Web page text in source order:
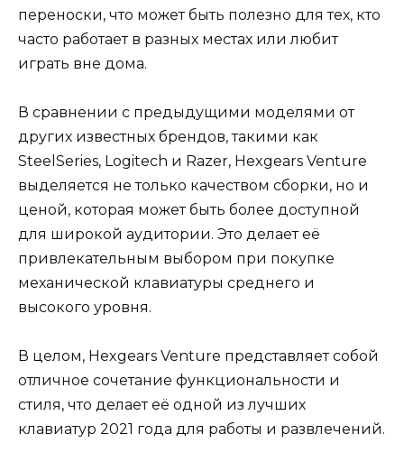
переноски, что может быть полезно для тех, кто
часто работает в разных местах или любит
играть вне дома.
В сравнении с предыдущими моделями от
других известных брендов, такими как
SteelSeries, Logitech и Razer, Hexgears Venture
выделяется не только качеством сборки, но и
ценой, которая может быть более доступной
для широкой аудитории. Это делает её
привлекательным выбором при покупке
механической клавиатуры среднего и
высокого уровня.
В целом, Hexgears Venture представляет собой
отличное сочетание функциональности и
стиля, что делает её одной из лучших
клавиатур 2021 года для работы и развлечений.